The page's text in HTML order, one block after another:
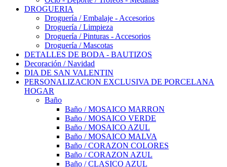
DROGUERIA
Droguería / Embalaje - Accesorios
Droguería / Limpieza
Droguería / Pinturas - Accesorios
Droguería / Mascotas
DETALLES DE BODA - BAUTIZOS
Decoración / Navidad
DIA DE SAN VALENTIN
PERSONALIZACION EXCLUSIVA DE PORCELANA
HOGAR
Baño
Baño / MOSAICO MARRON
Baño / MOSAICO VERDE
Baño / MOSAICO AZUL
Baño / MOSAICO MALVA
Baño / CORAZON COLORES
Baño / CORAZON AZUL
Baño / CLASICO AZUL